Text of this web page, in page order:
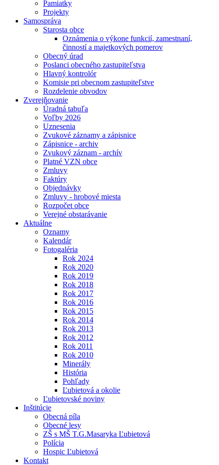
Pamiatky
Projekty
Samospráva
Starosta obce
Oznámenia o výkone funkcií, zamestnaní,
činností a majetkových pomerov
Obecný úrad
Poslanci obecného zastupiteľstva
Hlavný kontrolór
Komisie pri obecnom zastupiteľstve
Rozdelenie obvodov
Zverejňovanie
Úradná tabuľa
Voľby 2026
Uznesenia
Zvukové záznamy a zápisnice
Zápisnice - archiv
Zvukový záznam - archív
Platné VZN obce
Zmluvy
Faktúry
Objednávky
Zmluvy - hrobové miesta
Rozpočet obce
Verejné obstarávanie
Aktuálne
Oznamy
Kalendár
Fotogaléria
Rok 2024
Rok 2020
Rok 2019
Rok 2018
Rok 2017
Rok 2016
Rok 2015
Rok 2014
Rok 2013
Rok 2012
Rok 2011
Rok 2010
Minerály
História
Pohľady
Ľubietová a okolie
Ľubietovské noviny
Inštitúcie
Obecná píla
Obecné lesy
ZŠ s MŠ T.G.Masaryka Ľubietová
Polícia
Hospic Ľubietová
Kontakt